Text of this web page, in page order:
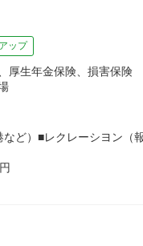
ップ
厚生年金保険、損害保険
ど）■レクレーシヨン（